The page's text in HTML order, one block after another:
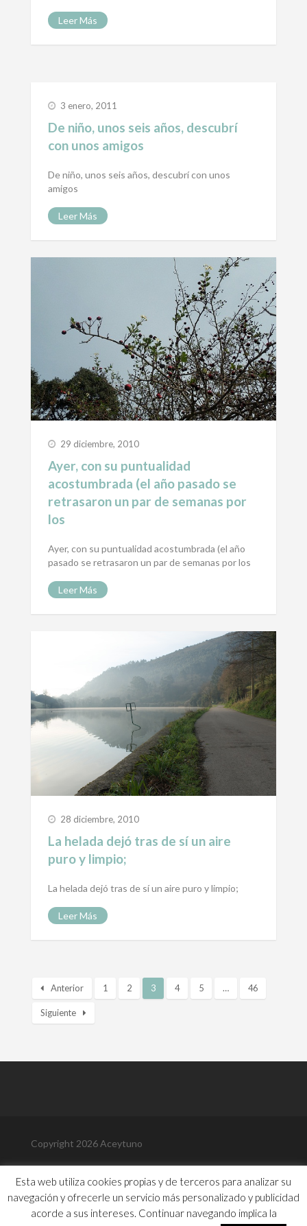
Leer Más
3 enero, 2011
De niño, unos seis años, descubrí
con unos amigos
De niño, unos seis años, descubrí con unos
amigos
Leer Más
29 diciembre, 2010
Ayer, con su puntualidad
acostumbrada (el año pasado se
retrasaron un par de semanas por
los
Ayer, con su puntualidad acostumbrada (el año
pasado se retrasaron un par de semanas por los
Leer Más
28 diciembre, 2010
La helada dejó tras de sí un aire
puro y limpio;
La helada dejó tras de sí un aire puro y limpio;
Leer Más
Anterior 1 2 3 4 5 … 46
Siguiente
Copyright 2026 Aceytuno
Política de Cookies
Aviso Legal
Contacto
Esta web utiliza cookies propias y de terceros para analizar su
navegación y ofrecerle un servicio más personalizado y publicidad
acorde a sus intereses. Continuar navegando implica la